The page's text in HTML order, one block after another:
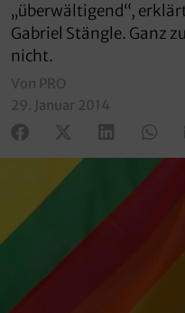
„überwältigend“,
Gabriel Stängle. Ganz
nicht.
Von PRO
29. Januar 2014